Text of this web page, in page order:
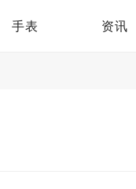
手表 资讯